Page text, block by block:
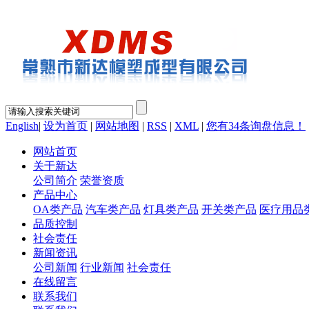
English| 设为首页 | 网站地图 | RSS | XML | 您有34条询盘信息！
网站首页
关于新达
公司简介 荣誉资质
产品中心
OA类产品 汽车类产品 灯具类产品 开关类产品 医疗用品
品质控制
社会责任
新闻资讯
公司新闻 行业新闻 社会责任
在线留言
联系我们